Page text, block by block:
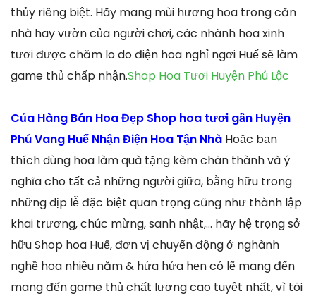
thủy riêng biệt. Hãy mang mùi hương hoa trong căn
nhà hay vườn của người chơi, các nhành hoa xinh
tươi được chăm lo do điện hoa nghỉ ngơi Huế sẽ làm
game thủ chấp nhận.Shop Hoa Tươi Huyện Phú Lộc
Của Hàng Bán Hoa Đẹp Shop hoa tươi gần Huyện
Phú Vang Huế Nhận Điện Hoa Tận Nhà Hoặc bạn
thích dùng hoa làm quà tặng kèm chân thành và ý
nghĩa cho tất cả những người giữa, bằng hữu trong
những dịp lễ đặc biệt quan trọng cũng như thành lập
khai trương, chúc mừng, sanh nhật,… hãy hệ trọng sở
hữu Shop hoa Huế, đơn vị chuyển động ở nghành
nghề hoa nhiều năm & hứa hứa hẹn có lẽ mang đến
mang đến game thủ chất lượng cao tuyệt nhất, vì tôi